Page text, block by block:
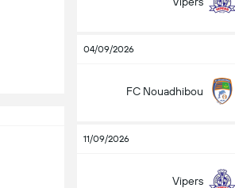
04/09/2026
FC Nouadhibou
11/09/2026
Vipers